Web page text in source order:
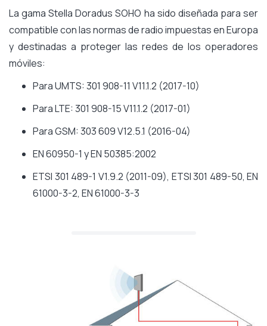
La gama Stella Doradus SOHO ha sido diseñada para ser
compatible con las normas de radio impuestas en Europa
y destinadas a proteger las redes de los operadores
móviles:
Para UMTS: 301 908-11 V11.1.2 (2017-10)
Para LTE: 301 908-15 V11.1.2 (2017-01)
Para GSM: 303 609 V12.5.1 (2016-04)
EN 60950-1 y EN 50385:2002
ETSI 301 489-1 V1.9.2 (2011-09), ETSI 301 489-50, EN
61000-3-2, EN 61000-3-3